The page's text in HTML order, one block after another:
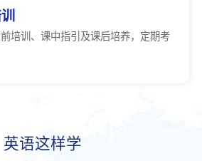
培训、课中指引及课后培养，定期考
英语这样学